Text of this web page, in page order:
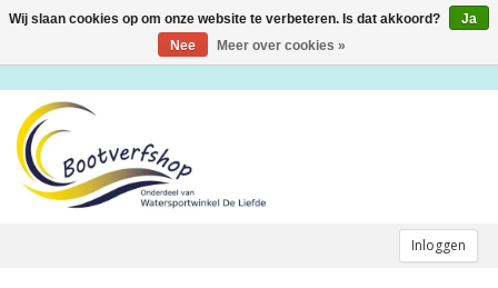
Inloggen
Toggle
Wij slaan cookies op om onze website te verbeteren. Is dat akkoord?
Ja
Nee
Meer over cookies »